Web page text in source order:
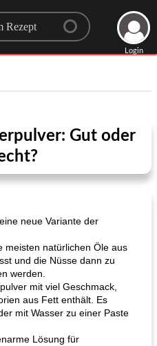
Login
Gut oder
neue Variante der
meisten natürlichen Öle aus
und die Nüsse dann zu
werden.
mit viel Geschmack,
aus Fett enthält. Es
mit Wasser zu einer Paste
Lösung für